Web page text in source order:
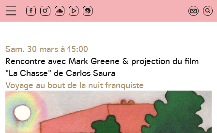
contenu
newsletter
Sam. 30 mars à 15:00
Rencontre avec Mark Greene & projection du film
"La Chasse" de Carlos Saura
Voyage au bout de la nuit franquiste